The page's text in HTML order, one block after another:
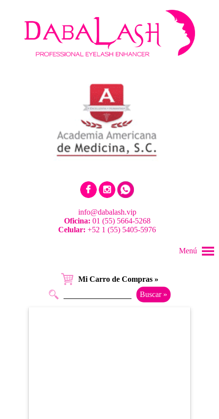
info@dabalash.vip
Oficina: 01 (55) 5664-5268
Celular: +52 1 (55) 5405-5976
Menú
Mi Carro de Compras »